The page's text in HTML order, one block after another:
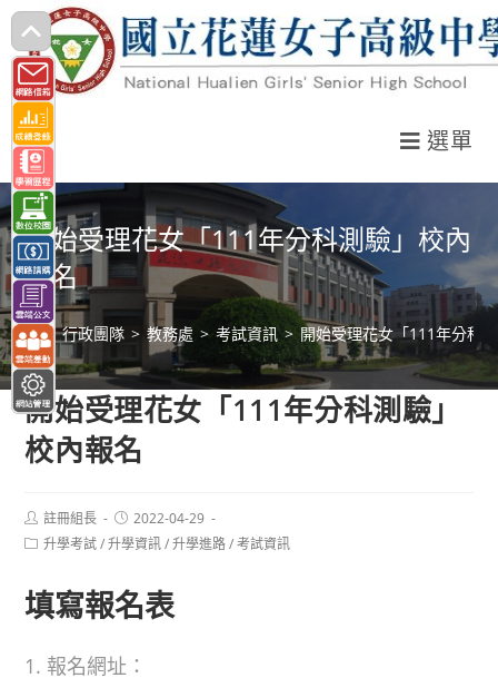
跳
轉
至
主
要
內
容
選單
開始受理花女「111年分科測驗」校內
報名
> 行政團隊 > 教務處 > 考試資訊 > 開始受理花女「111年分科
開始受理花女「111年分科測驗」
校內報名
Post
author:
註冊組長
Post
published:
2022-04-29
Post升學考試 / 升學資訊 / 升學進路 / 考試資訊
填寫報名表
報名網址：